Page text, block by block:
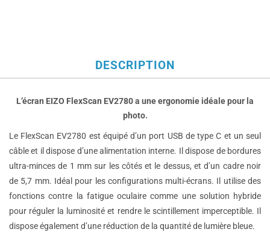
DESCRIPTION
L’écran EIZO FlexScan EV2780 a une ergonomie idéale pour la
photo.
Le FlexScan EV2780 est équipé d’un port USB de type C et un seul
câble et il dispose d’une alimentation interne. Il dispose de bordures
ultra-minces de 1 mm sur les côtés et le dessus, et d’un cadre noir
de 5,7 mm. Idéal pour les configurations multi-écrans. Il utilise des
fonctions contre la fatigue oculaire comme une solution hybride
pour réguler la luminosité et rendre le scintillement imperceptible. Il
dispose également d’une réduction de la quantité de lumière bleue.